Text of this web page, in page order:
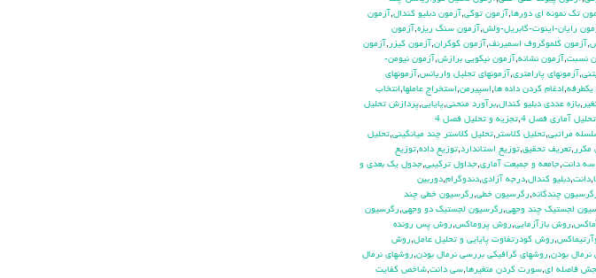
تك نمونه اي دورها,آزمون توكي,آزمون دبليو كندال,آزمون
رايان-اينوت-گابريل-ولش,آزمون سنگ ريزه,آزمون
,آزمون كلموگروف اسميرنف,آزمون كوكران,آزمون كيزر ,آزمون
نسبت,آزمون نشانه,آزمون نيكويي برازش,آزمون نيومن-
,آزمونهاي پارامتري,آزمونهاي تحليل واريانس,آزمونهاي
يکطرفه,ادغام كردن داده ها,اسپيرمن,استخراج عاملها,انتخاب
,بازه عددي دبليو كندال,برآورد منحني,پايايي,پردازش تحليل
آماري فصل 4 ,
تجزيه و تحليل فصل 4
مراتبي,تحليل كلاستر ,تحليل كلاستر چند ميانگيني,تحليل
مكرر ,تعريف تحقيق,توزيع استاندارد,توزيع داده,توزيع
دانت,جامعه و جميعت آماري,جداول تركيبي,جدول يك بعدي و
,دانت,دبليو كندال,درجه آزادي,دندوگرام,دوربين
چندگانه,رگرسيون خطي,رگرسيون خطي چند
لجستيك چند وجهي,رگرسيون لجستيك دو وجهي,رگرسيون
,روش بازآزمايي,روش پروماكس,روش پس رونده
,روش كودرتفاوت پايايي و تحليل عامل,روش
بودن,روشهاي گرافيكي بررسي نرمال بودن,روشهاي نرمال
فاصله اي,سورت كردن متغيرها,سي دانت,شاخص كفايت